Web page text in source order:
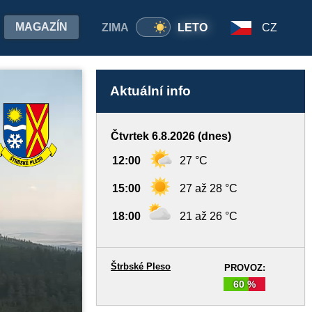
ZIMA LETO
MAGAZÍN CZ
Aktuální info
Čtvrtek 6.8.2026 (dnes)
12:00 27 °C
15:00 27 až 28 °C
18:00 21 až 26 °C
PROVOZ:
60 %
Štrbské Pleso